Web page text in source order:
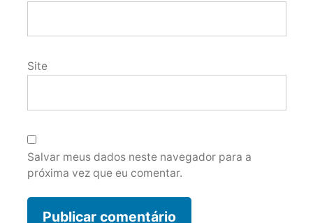
Site
Salvar meus dados neste navegador para a
próxima vez que eu comentar.